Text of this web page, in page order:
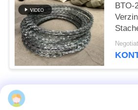
BTO-